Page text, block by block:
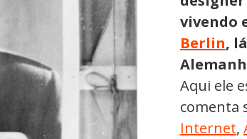
vivendo
Berlin,
Aqui ele
comenta
Internet,